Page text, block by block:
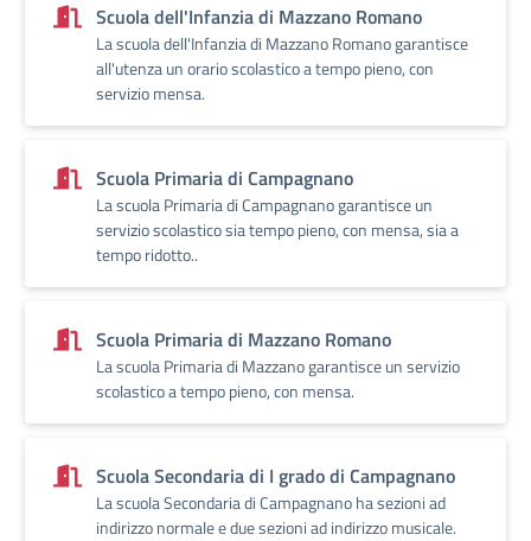
Scuola dell'Infanzia di Mazzano Romano
La scuola dell'Infanzia di Mazzano Romano garantisce
all'utenza un orario scolastico a tempo pieno, con
servizio mensa.
Scuola Primaria di Campagnano
La scuola Primaria di Campagnano garantisce un
servizio scolastico sia tempo pieno, con mensa, sia a
tempo ridotto..
Scuola Primaria di Mazzano Romano
La scuola Primaria di Mazzano garantisce un servizio
scolastico a tempo pieno, con mensa.
Scuola Secondaria di I grado di Campagnano
La scuola Secondaria di Campagnano ha sezioni ad
indirizzo normale e due sezioni ad indirizzo musicale.